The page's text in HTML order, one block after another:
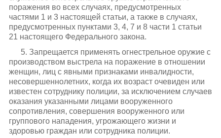
поражения во всех случаях, предусмотренных
частями 1 и 3 настоящей статьи, а также в случаях,
предусмотренных пунктами 3, 4, 7 и 8 части 1 статьи
21 настоящего Федерального закона.
5. Запрещается применять огнестрельное оружие с
производством выстрела на поражение в отношении
женщин, лиц с явными признаками инвалидности,
несовершеннолетних, когда их возраст очевиден или
известен сотруднику полиции, за исключением случаев
оказания указанными лицами вооруженного
сопротивления, совершения вооруженного или
группового нападения, угрожающего жизни и
здоровью граждан или сотрудника полиции.